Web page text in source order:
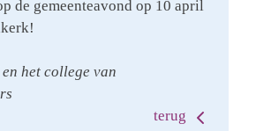
de gemeenteavond op 10 april
het college van
terug